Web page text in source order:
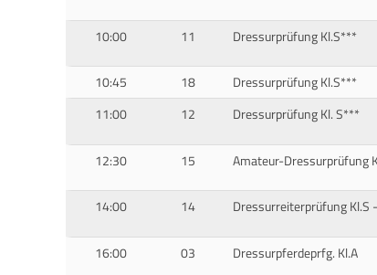
10:00 11 Dressurprüfung Kl.S***
10:45 18
Dressurprüfung Kl.S***
11:00
12 Dressurprüfung Kl. S***
12:30 15 Amateur-Dressurprüfung
14:00 14 Dressurreiterprüfung Kl.S
16:00 03 Dressurpferdeprfg. Kl.A